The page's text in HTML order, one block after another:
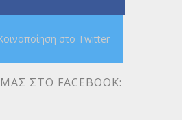
στο Twitter
ΣΤΟ FACEBOOK: